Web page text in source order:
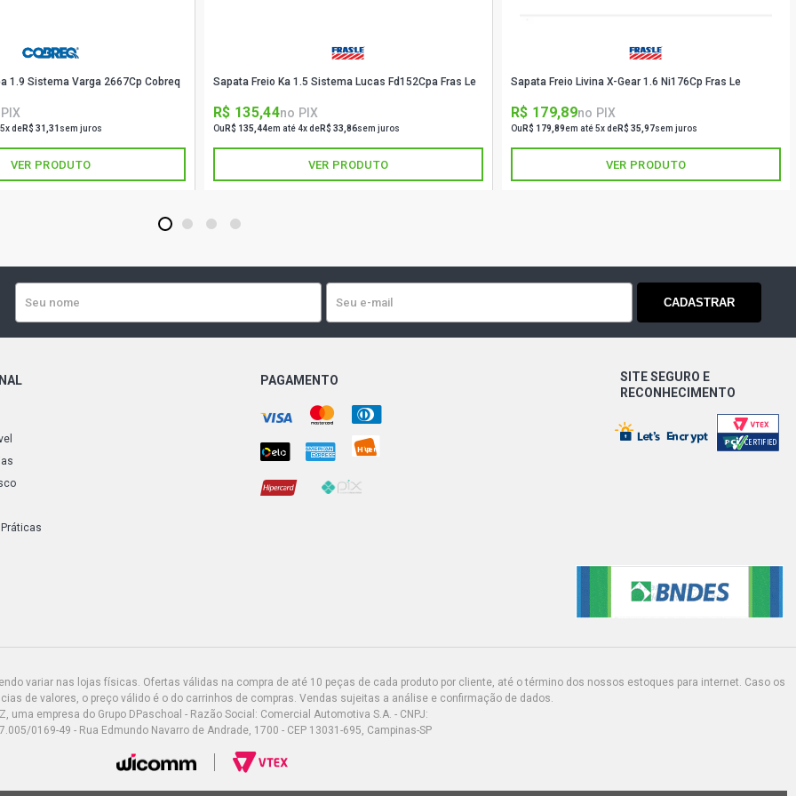
PALIO ELX HATCH 1.3 8V FIRE FLEX (2004 - 2005)
PALIO EX HATCH 1.3 8V FIRE FLEX (2004 - 2008)
PALIO ELX HATCH 1.3 8V FIRE GASOLINA (2004 -
2005)
PALIO STD HATCH 1.4 8V FIRE FLEX (2006 - 2010)
PALIO EL HATCH 1.5 8V FIASA GASOLINA (1996 -
PALIO ELX HATCH 1.5 8V FIASA GASOLINA (1997 -
2001)
PALIO STILE HATCH 1.6 16V TORQUE GASOLINA
(2001 - 2003)
1.9 Sistema Varga 2667Cp Cobreq
deR$ 31,31 sem juros
VER PRODUTO
Sapata Freio Ka 1.5 Sistema Lucas Fd152Cpa Fras Le
R$ 135,44no PIX
Ou R$ 135,44em até 4x deR$ 33,86sem juros
VER PRODUTO
Sapata Freio Livina X-Gear 1.6 Ni176Cp Fras Le
R$ 179,89no PIX
Ou R$ 179,89em até 5x deR$ 35,97sem juros
VER PRODUTO
1 2 3 4
CADASTRAR
PAGAMENTO
SITE SEGURO E
RECONHECIMENTO
variar nas lojas físicas. Ofertas válidas na compra de até 10 peças de cada produto por cliente, até o término dos nossos estoques para internet. Caso os
de valores, o preço válido é o do carrinhos de compras. Vendas sujeitas a análise e confirmação de dados.
uma empresa do Grupo DPaschoal - Razão Social: Comercial Automotiva S.A. - CNPJ:
0169-49 - Rua Edmundo Navarro de Andrade, 1700 - CEP 13031-695, Campinas-SP